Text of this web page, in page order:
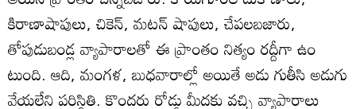
కిరాణాషాపులు, చికెన్‌, మటన్‌ షాపులు, చేపలబజారు,
తోపుడుబండ్ల వ్యాపారాలతో ఈ ప్రాంతం నిత్యం రద్దీగా ఉం
టుంది. ఆది, మంగళ, బుధవారాల్లో అయితే అడు గుతీసి అడుగు
వేయలేని పరిస్థితి. కొందరు రోడ్డు మీదకు వచ్చి వ్యాపారాలు